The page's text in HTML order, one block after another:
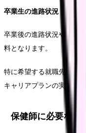
卒業生の進路状況
卒業後の進路状況や就職
料となります。
特に希望する就職先への
キャリアプランの実現につ
保健師に必要な実